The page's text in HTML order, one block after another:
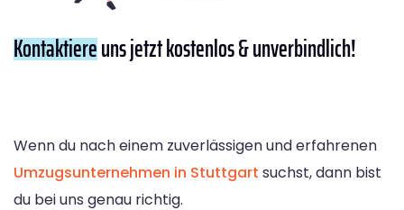
Kontaktiereuns jetzt kostenlos & unverbindlich!
Wenn du nach einem zuverlässigen und erfahrenen
Umzugsunternehmen in Stuttgart suchst, dann bist
du bei uns genau richtig.